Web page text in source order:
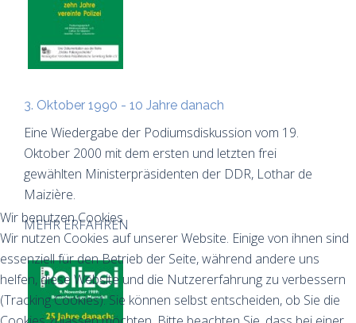
3. Oktober 1990 - 10 Jahre danach
Eine Wiedergabe der Podiumsdiskussion vom 19.
Oktober 2000 mit dem ersten und letzten frei
gewählten Ministerpräsidenten der DDR, Lothar de
Maizière.
MEHR ERFAHREN
Wir benutzen Cookies
Wir nutzen Cookies auf unserer Website. Einige von ihnen sind
essenziell für den Betrieb der Seite, während andere uns
helfen, diese Website und die Nutzererfahrung zu verbessern
(Tracking Cookies). Sie können selbst entscheiden, ob Sie die